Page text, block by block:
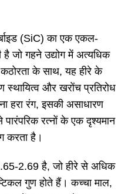
(SiC) का एक एकल-
जो गहने उद्योग में अत्यधिक
के साथ, यह हीरे के
स्थायित्व और खरोंच प्रतिरोध
हरा रंग, इसकी असाधारण
रत्नों के एक दृश्यमान
करता है।
2.69 है, जो हीरे से अधिक
गुण होते हैं। कच्चा माल,